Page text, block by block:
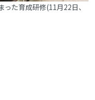
た育成研修(11月22日、